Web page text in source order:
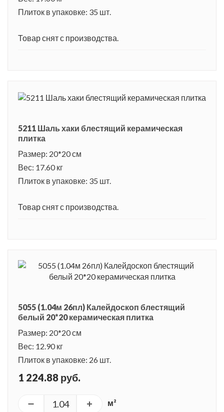
Плиток в упаковке: 35 шт.
Товар снят с производства.
5211 Шаль хаки блестящий керамическая
плитка
Размер: 20*20 см
Вес: 17.60 кг
Плиток в упаковке: 35 шт.
Товар снят с производства.
5055 (1.04м 26пл) Калейдоскоп блестящий
белый 20*20 керамическая плитка
Размер: 20*20 см
Вес: 12.90 кг
Плиток в упаковке: 26 шт.
1 224.88 руб.
м²